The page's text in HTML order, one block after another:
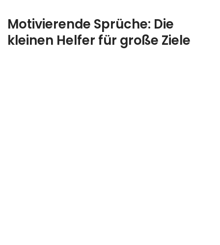
Motivierende Sprüche: Die
kleinen Helfer für große Ziele